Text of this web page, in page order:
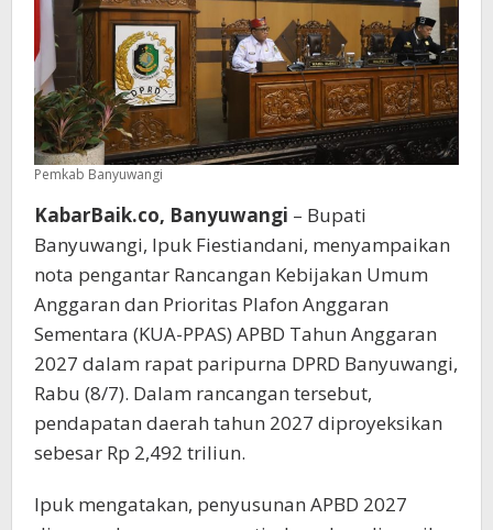
Pemkab Banyuwangi
KabarBaik.co, Banyuwangi – Bupati
Banyuwangi, Ipuk Fiestiandani, menyampaikan
nota pengantar Rancangan Kebijakan Umum
Anggaran dan Prioritas Plafon Anggaran
Sementara (KUA-PPAS) APBD Tahun Anggaran
2027 dalam rapat paripurna DPRD Banyuwangi,
Rabu (8/7). Dalam rancangan tersebut,
pendapatan daerah tahun 2027 diproyeksikan
sebesar Rp 2,492 triliun.
Ipuk mengatakan, penyusunan APBD 2027